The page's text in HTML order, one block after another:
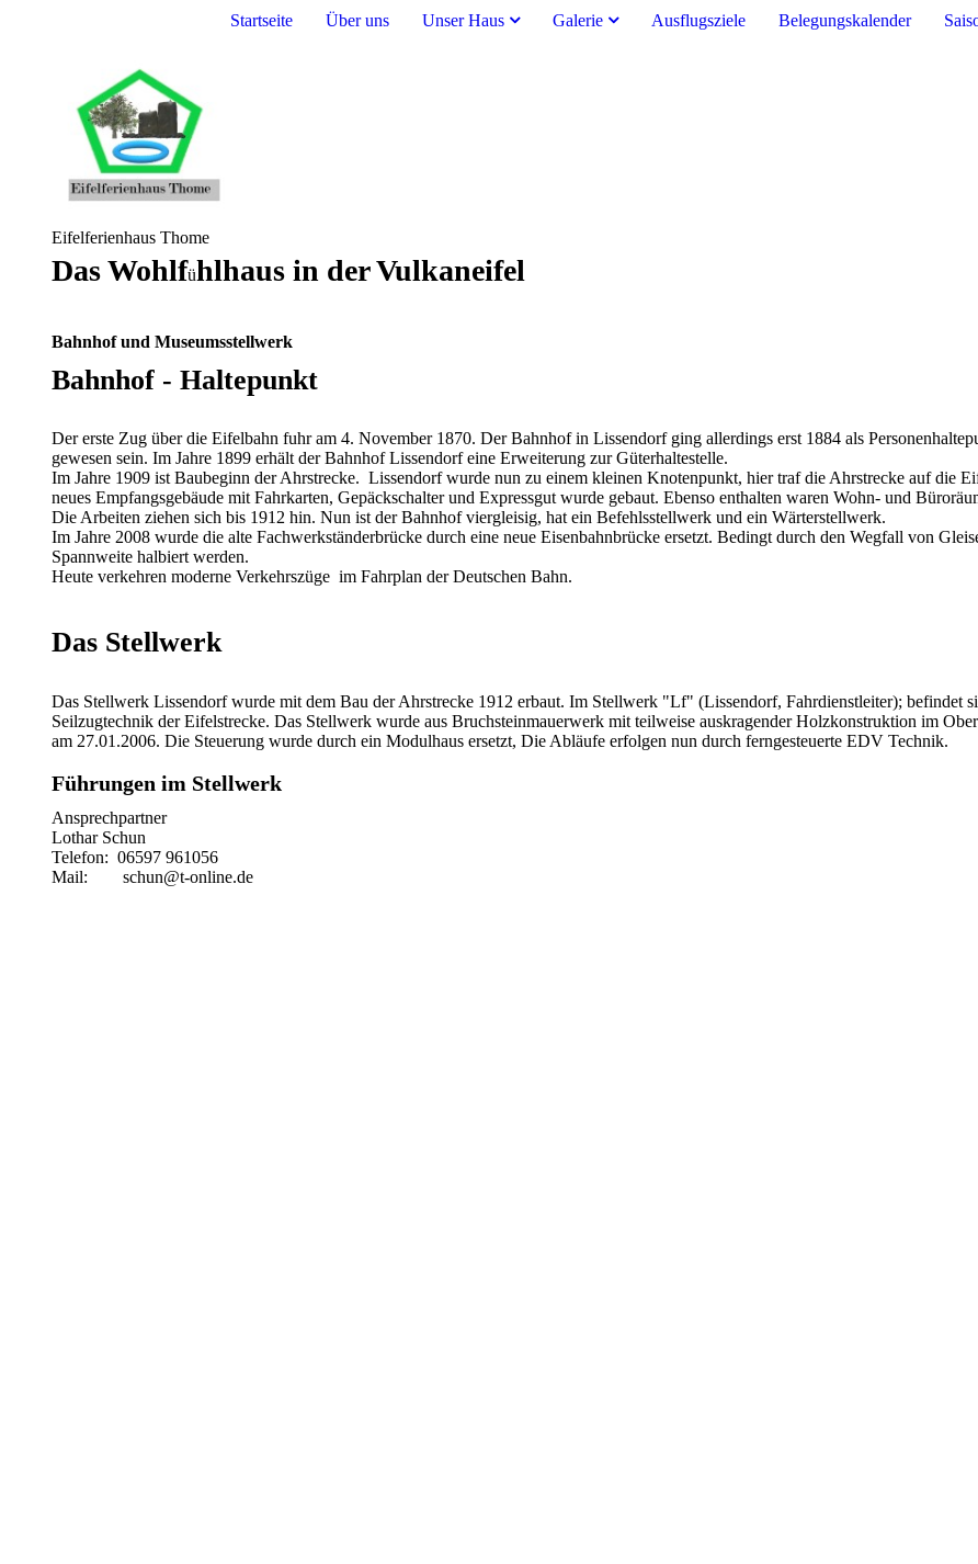
Startseite Über uns Unser Haus Galerie Ausflugsziele Belegungskalender
Eifelferienhaus Thome
Das Wohlfühlhaus in der Vulkaneifel
Bahnhof und Museumsstellwerk
Bahnhof - Haltepunkt
Der erste Zug über die Eifelbahn fuhr am 4. November 1870. Der Bahnhof in Lissendorf ging allerdings erst 1884 als
gewesen sein. Im Jahre 1899 erhält der Bahnhof Lissendorf eine Erweiterung zur Güterhaltestelle.
Im Jahre 1909 ist Baubeginn der Ahrstrecke. Lissendorf wurde nun zu einem kleinen Knotenpunkt, hier traf die Ahrstrecke auf die
neues Empfangsgebäude mit Fahrkarten, Gepäckschalter und Expressgut wurde gebaut. Ebenso enthalten waren Wohn- und
Die Arbeiten ziehen sich bis 1912 hin. Nun ist der Bahnhof viergleisig, hat ein Befehlsstellwerk und ein Wärterstellwerk.
Im Jahre 2008 wurde die alte Fachwerkständerbrücke durch eine neue Eisenbahnbrücke ersetzt. Bedingt durch den Wegfall von
Spannweite halbiert werden.
Heute verkehren moderne Verkehrszüge im Fahrplan der Deutschen Bahn.
Das Stellwerk
Das Stellwerk Lissendorf wurde mit dem Bau der Ahrstrecke 1912 erbaut. Im Stellwerk "Lf" (Lissendorf, Fahrdienstleiter); befindet
Seilzugtechnik der Eifelstrecke. Das Stellwerk wurde aus Bruchsteinmauerwerk mit teilweise auskragender Holzkonstruktion im
am 27.01.2006. Die Steuerung wurde durch ein Modulhaus ersetzt, Die Abläufe erfolgen nun durch ferngesteuerte EDV Technik.
Führungen im Stellwerk
Ansprechpartner
Lothar Schun
Telefon: 06597 961056
Mail: schun@t-online.de